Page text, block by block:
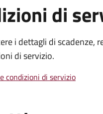
di
i dettagli di
di servizio.
condizioni di servizio